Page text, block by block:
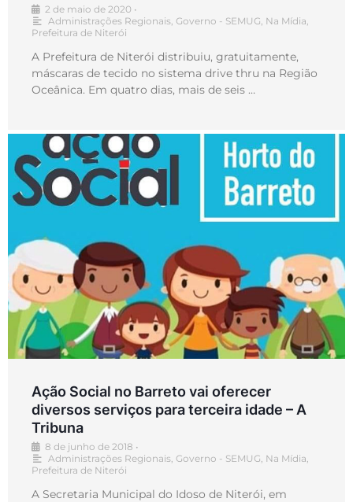
2 de maio de 2020 •
Administrações Regionais, Governo - SEMUG, Na Mídia,
Prefeitura de Niterói
A Prefeitura de Niterói distribuiu, gratuitamente,
máscaras de tecido no sistema drive thru na Região
Oceânica. Em quatro dias, mais de seis …
Ação Social no Barreto vai oferecer
diversos serviços para terceira idade – A
Tribuna
8 de junho de 2018 •
Administrações Regionais Governo - SEMUG Na Mídia
Prefeitura de Niterói
A Secretaria Municipal do Idoso de Niterói, em